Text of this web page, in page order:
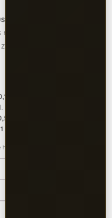
oplossen
mag).
zodra het poeder volledig
ml overeen met 1/10 van de
mg
1 mg
peptide calculator!